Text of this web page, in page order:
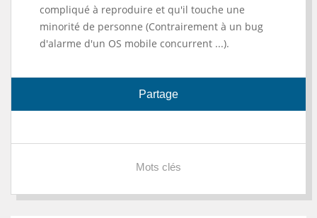
compliqué à reproduire et qu'il touche une
minorité de personne (Contrairement à un bug
d'alarme d'un OS mobile concurrent ...).
Partage
Mots clés